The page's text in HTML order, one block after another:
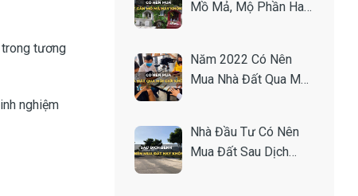
trong tương
nghiệm
Mồ Mả, Mộ Phần Hay
Năm 2022 Có Nên
Mua Nhà Đất Qua Môi
Nhà Đầu Tư Có Nên
Mua Đất Sau Dịch